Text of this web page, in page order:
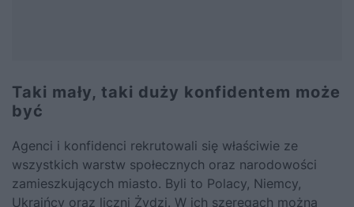
Taki mały, taki duży konfidentem może
być
Agenci i konfidenci rekrutowali się właściwie ze
wszystkich warstw społecznych oraz narodowości
zamieszkujących miasto. Byli to Polacy, Niemcy,
Ukraińcy oraz liczni Żydzi. W ich szeregach można